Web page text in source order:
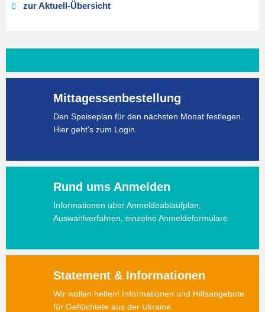
zur Aktuell-Übersicht
Mittagessenbestellung
Den Speiseplan für den nächsten Monat festlegen.
Hier geht's zum Login.
Rund ums Anmelden
Informationen über Anmeldeablaufplan,
Auswahlverfahren, einzelne Anmeldeformulare
Statement & Informationen
Wir wollen helfen! Informationen und Hilfsangebote
für Geflüchtete aus der Ukraine.